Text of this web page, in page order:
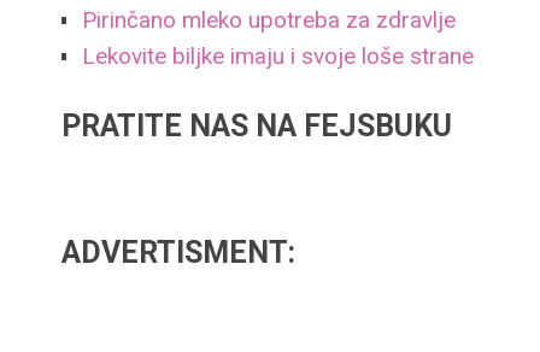
Pirinčano mleko upotreba za zdravlje
Lekovite biljke imaju i svoje loše strane
PRATITE NAS NA FEJSBUKU
ADVERTISMENT: